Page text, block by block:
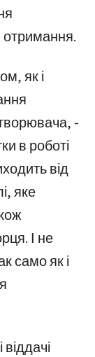
отримання.
як і
-
в роботі
від
яке
І не
само як і